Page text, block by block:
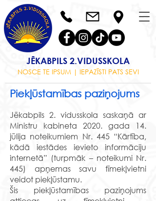
JĒKABPILS 2.VIDUSSKOLA
NOSCE TE IPSUM | IEPAZĪSTI PATS SEVI
Piekļūstamības paziņojums
Jēkabpils 2. vidusskola saskaņā ar
Ministru kabineta 2020. gada 14.
jūlija noteikumiem Nr. 445 “Kārtība,
kādā iestādes ievieto informāciju
internetā” (turpmāk – noteikumi Nr.
445) apņemas savu tīmekļvietni
veidot piekļūstamu.
Šis piekļūstamības paziņojums